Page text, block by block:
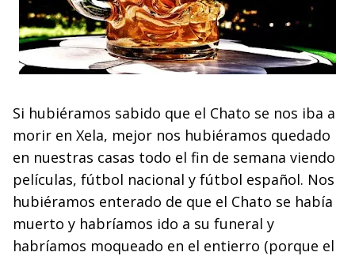
Si hubiéramos sabido que el Chato se nos iba a
morir en Xela, mejor nos hubiéramos quedado
en nuestras casas todo el fin de semana viendo
películas, fútbol nacional y fútbol español. Nos
hubiéramos enterado de que el Chato se había
muerto y habríamos ido a su funeral y
habríamos moqueado en el entierro (porque el